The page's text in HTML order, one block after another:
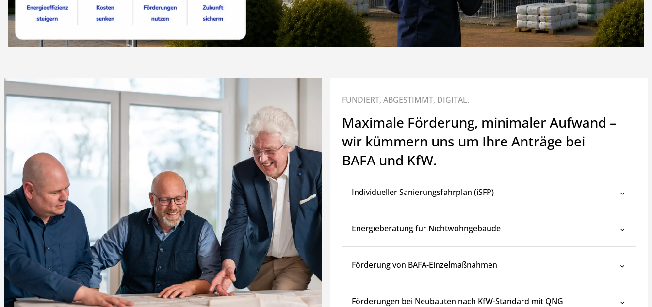
FUNDIERT, ABGESTIMMT, DIGITAL.
Maximale Förderung, minimaler Aufwand –
wir kümmern uns um Ihre Anträge bei
BAFA und KfW.
Individueller Sanierungsfahrplan (iSFP)
Energieberatung für Nichtwohngebäude
Förderung von BAFA-Einzelmaßnahmen
Förderungen bei Neubauten nach KfW-Standard mit QNG